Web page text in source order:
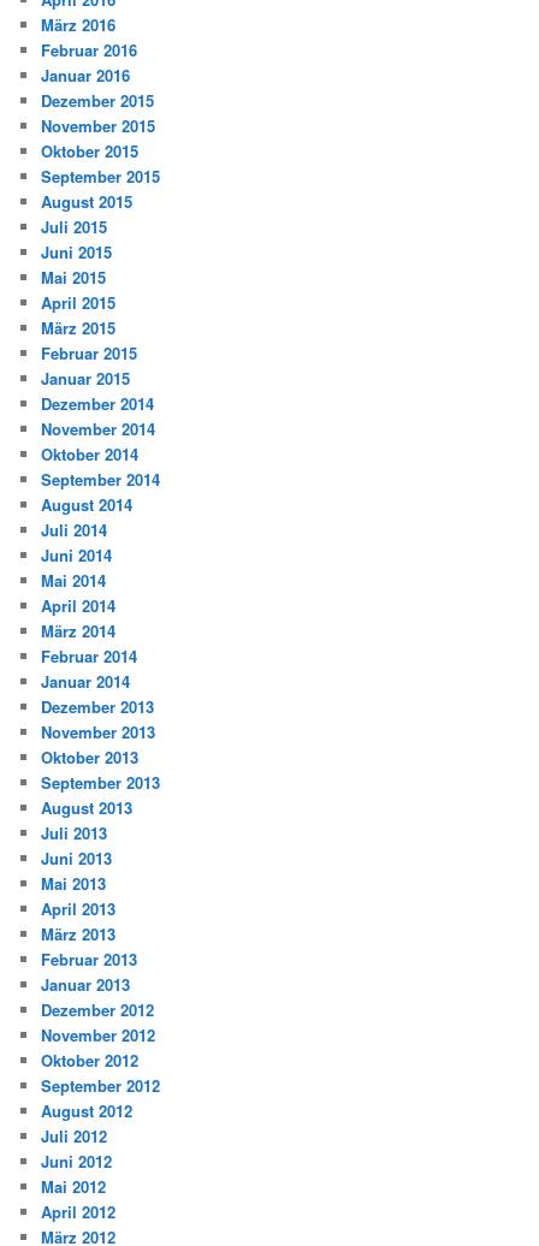
März 2016
Februar 2016
Januar 2016
Dezember 2015
November 2015
Oktober 2015
September 2015
August 2015
Juli 2015
Juni 2015
Mai 2015
April 2015
März 2015
Februar 2015
Januar 2015
Dezember 2014
November 2014
Oktober 2014
September 2014
August 2014
Juli 2014
Juni 2014
Mai 2014
April 2014
März 2014
Februar 2014
Januar 2014
Dezember 2013
November 2013
Oktober 2013
September 2013
August 2013
Juli 2013
Juni 2013
Mai 2013
April 2013
März 2013
Februar 2013
Januar 2013
Dezember 2012
November 2012
Oktober 2012
September 2012
August 2012
Juli 2012
Juni 2012
Mai 2012
April 2012
März 2012